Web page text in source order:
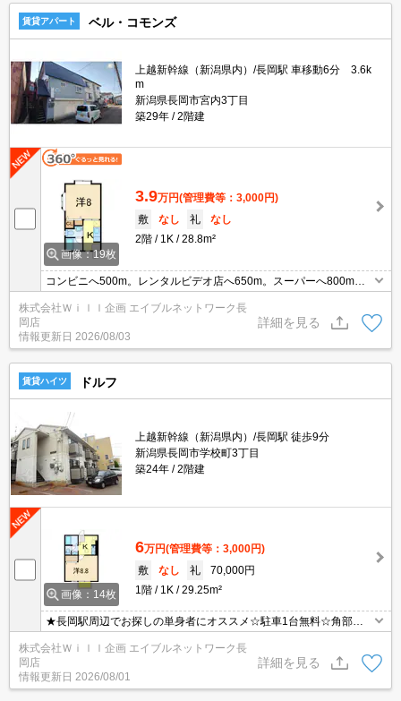
賃貸アパート ベル・コモンズ
上越新幹線（新潟県内）/長岡駅 車移動6分 3.6k
m
新潟県長岡市宮内3丁目
築29年
2階建
画像：19枚
3.9万円(管理費等：3,000円)
敷
なし 礼
なし
2階
1K 28.8m²
コンビニへ500m。レンタルビデオ店へ650m。スーパーへ800m。
宮内駅徒歩圏内 1Fガレージ付き（軽自動車+バイク駐車可
能）！！都市ガス！！
株式会社Ｗｉｌｌ企画 エイブルネットワーク長
岡店
情報更新日 2026/08/03
詳細を見る
賃貸ハイツ ドルフ
上越新幹線（新潟県内）/長岡駅 徒歩9分
新潟県長岡市学校町3丁目
築24年
2階建
画像：14枚
6万円(管理費等：3,000円)
敷
なし 礼
70,000円
1階
1K 29.25m²
★長岡駅周辺でお探しの単身者にオススメ☆駐車1台無料☆角部屋
☆新卒社会人にもオススメ★インターネット無料☆温水洗浄便座。
TVインターホン。クローゼット。エアコン。室内洗濯機置き場。独
株式会社Ｗｉｌｌ企画 エイブルネットワーク長
岡店
情報更新日 2026/08/01
詳細を見る